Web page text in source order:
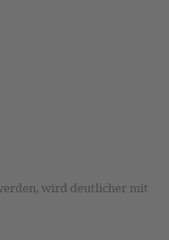
wird deutlicher mit